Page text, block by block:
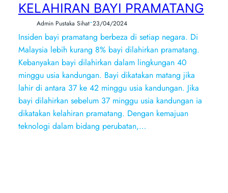
KELAHIRAN BAYI PRAMATANG
Admin Pustaka Sihat•23/04/2024
Insiden bayi pramatang berbeza di setiap negara. Di
Malaysia lebih kurang 8% bayi dilahirkan pramatang.
Kebanyakan bayi dilahirkan dalam lingkungan 40
minggu usia kandungan. Bayi dikatakan matang jika
lahir di antara 37 ke 42 minggu usia kandungan. Jika
bayi dilahirkan sebelum 37 minggu usia kandungan ia
dikatakan kelahiran pramatang. Dengan kemajuan
teknologi dalam bidang perubatan,…